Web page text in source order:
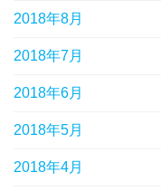
2018年8月
2018年7月
2018年6月
2018年5月
2018年4月